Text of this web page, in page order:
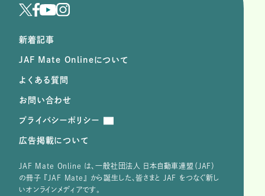
新着記事
JAF Mate Onlineについて
よくある質問
お問い合わせ
プライバシーポリシー
広告掲載について
JAF Mate Online は、⼀般社団法⼈ ⽇本⾃動⾞連盟（JAF）
の冊子 『JAF Mate』 から誕⽣した、皆さまと JAF をつなぐ新し
いオンラインメディアです。